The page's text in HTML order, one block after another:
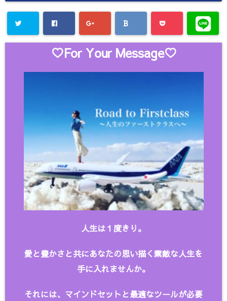
♡For Your Message♡
人生は１度きり。
愛と豊かさと共にあなたの思い描く素敵な人生を
手に入れませんか。
それには、マインドセットと最適なツールが必要